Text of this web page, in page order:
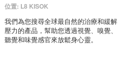
位置: L8 KISOK
我們為您搜尋全球最自然的治療和緩解
壓力的產品，幫助您透過視覺、嗅覺、
聽覺和味覺感官來放鬆身心靈。